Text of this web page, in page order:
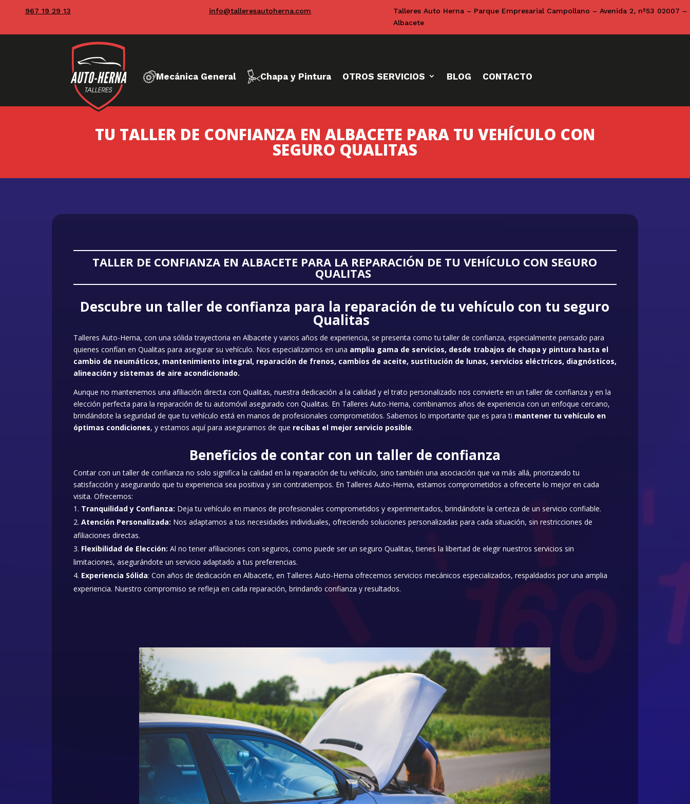
967 19 29 13 info@talleresautoherna.com
Talleres Auto Herna – Parque Empresarial Campollano – Avenida 2, nº53 02007 –
Albacete
Mecánica General Chapa y Pintura OTROS SERVICIOS BLOG CONTACTO
TU TALLER DE CONFIANZA EN ALBACETE PARA TU VEHÍCULO CON
SEGURO QUALITAS
TALLER DE CONFIANZA EN ALBACETE PARA LA REPARACIÓN DE TU VEHÍCULO CON SEGURO
QUALITAS
Descubre un taller de confianza para la reparación de tu vehículo con tu seguro
Qualitas
Talleres Auto-Herna, con una sólida trayectoria en Albacete y varios años de experiencia, se presenta como tu taller de confianza, especialmente pensado para
quienes confían en Qualitas para asegurar su vehículo. Nos especializamos en una amplia gama de servicios, desde trabajos de chapa y pintura hasta el
cambio de neumáticos, mantenimiento integral, reparación de frenos, cambios de aceite, sustitución de lunas, servicios eléctricos, diagnósticos,
alineación y sistemas de aire acondicionado.
Aunque no mantenemos una afiliación directa con Qualitas, nuestra dedicación a la calidad y el trato personalizado nos convierte en un taller de confianza y en la
elección perfecta para la reparación de tu automóvil asegurado con Qualitas. En Talleres Auto-Herna, combinamos años de experiencia con un enfoque cercano,
brindándote la seguridad de que tu vehículo está en manos de profesionales comprometidos. Sabemos lo importante que es para ti mantener tu vehículo en
óptimas condiciones, y estamos aquí para asegurarnos de que recibas el mejor servicio posible.
Beneficios de contar con un taller de confianza
Contar con un taller de confianza no solo significa la calidad en la reparación de tu vehículo, sino también una asociación que va más allá, priorizando tu
satisfacción y asegurando que tu experiencia sea positiva y sin contratiempos. En Talleres Auto-Herna, estamos comprometidos a ofrecerte lo mejor en cada
visita. Ofrecemos:
Tranquilidad y Confianza: Deja tu vehículo en manos de profesionales comprometidos y experimentados, brindándote la certeza de un servicio confiable.
Atención Personalizada: Nos adaptamos a tus necesidades individuales, ofreciendo soluciones personalizadas para cada situación, sin restricciones de
afiliaciones directas.
Flexibilidad de Elección: Al no tener afiliaciones con seguros, como puede ser un seguro Qualitas, tienes la libertad de elegir nuestros servicios sin
limitaciones, asegurándote un servicio adaptado a tus preferencias.
Experiencia Sólida: Con años de dedicación en Albacete, en Talleres Auto-Herna ofrecemos servicios mecánicos especializados, respaldados por una amplia
experiencia. Nuestro compromiso se refleja en cada reparación, brindando confianza y resultados.